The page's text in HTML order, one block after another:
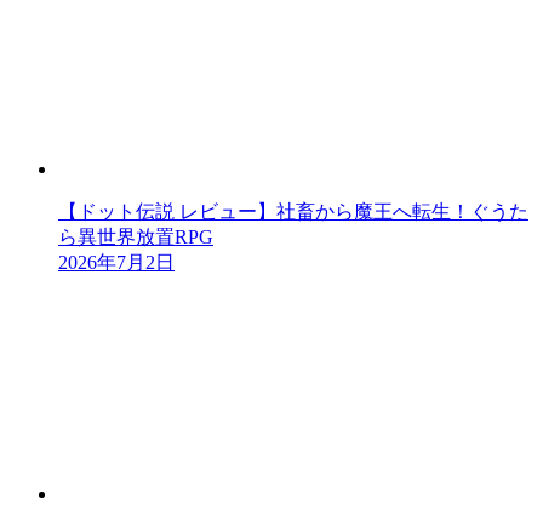
【ドット伝説 レビュー】社畜から魔王へ転生！ぐうた
ら異世界放置RPG
2026年7月2日